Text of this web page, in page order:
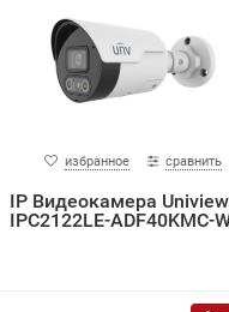
избранное сравнить
IP Видеокамера Uniview
IPC2122LE-ADF40KMC-